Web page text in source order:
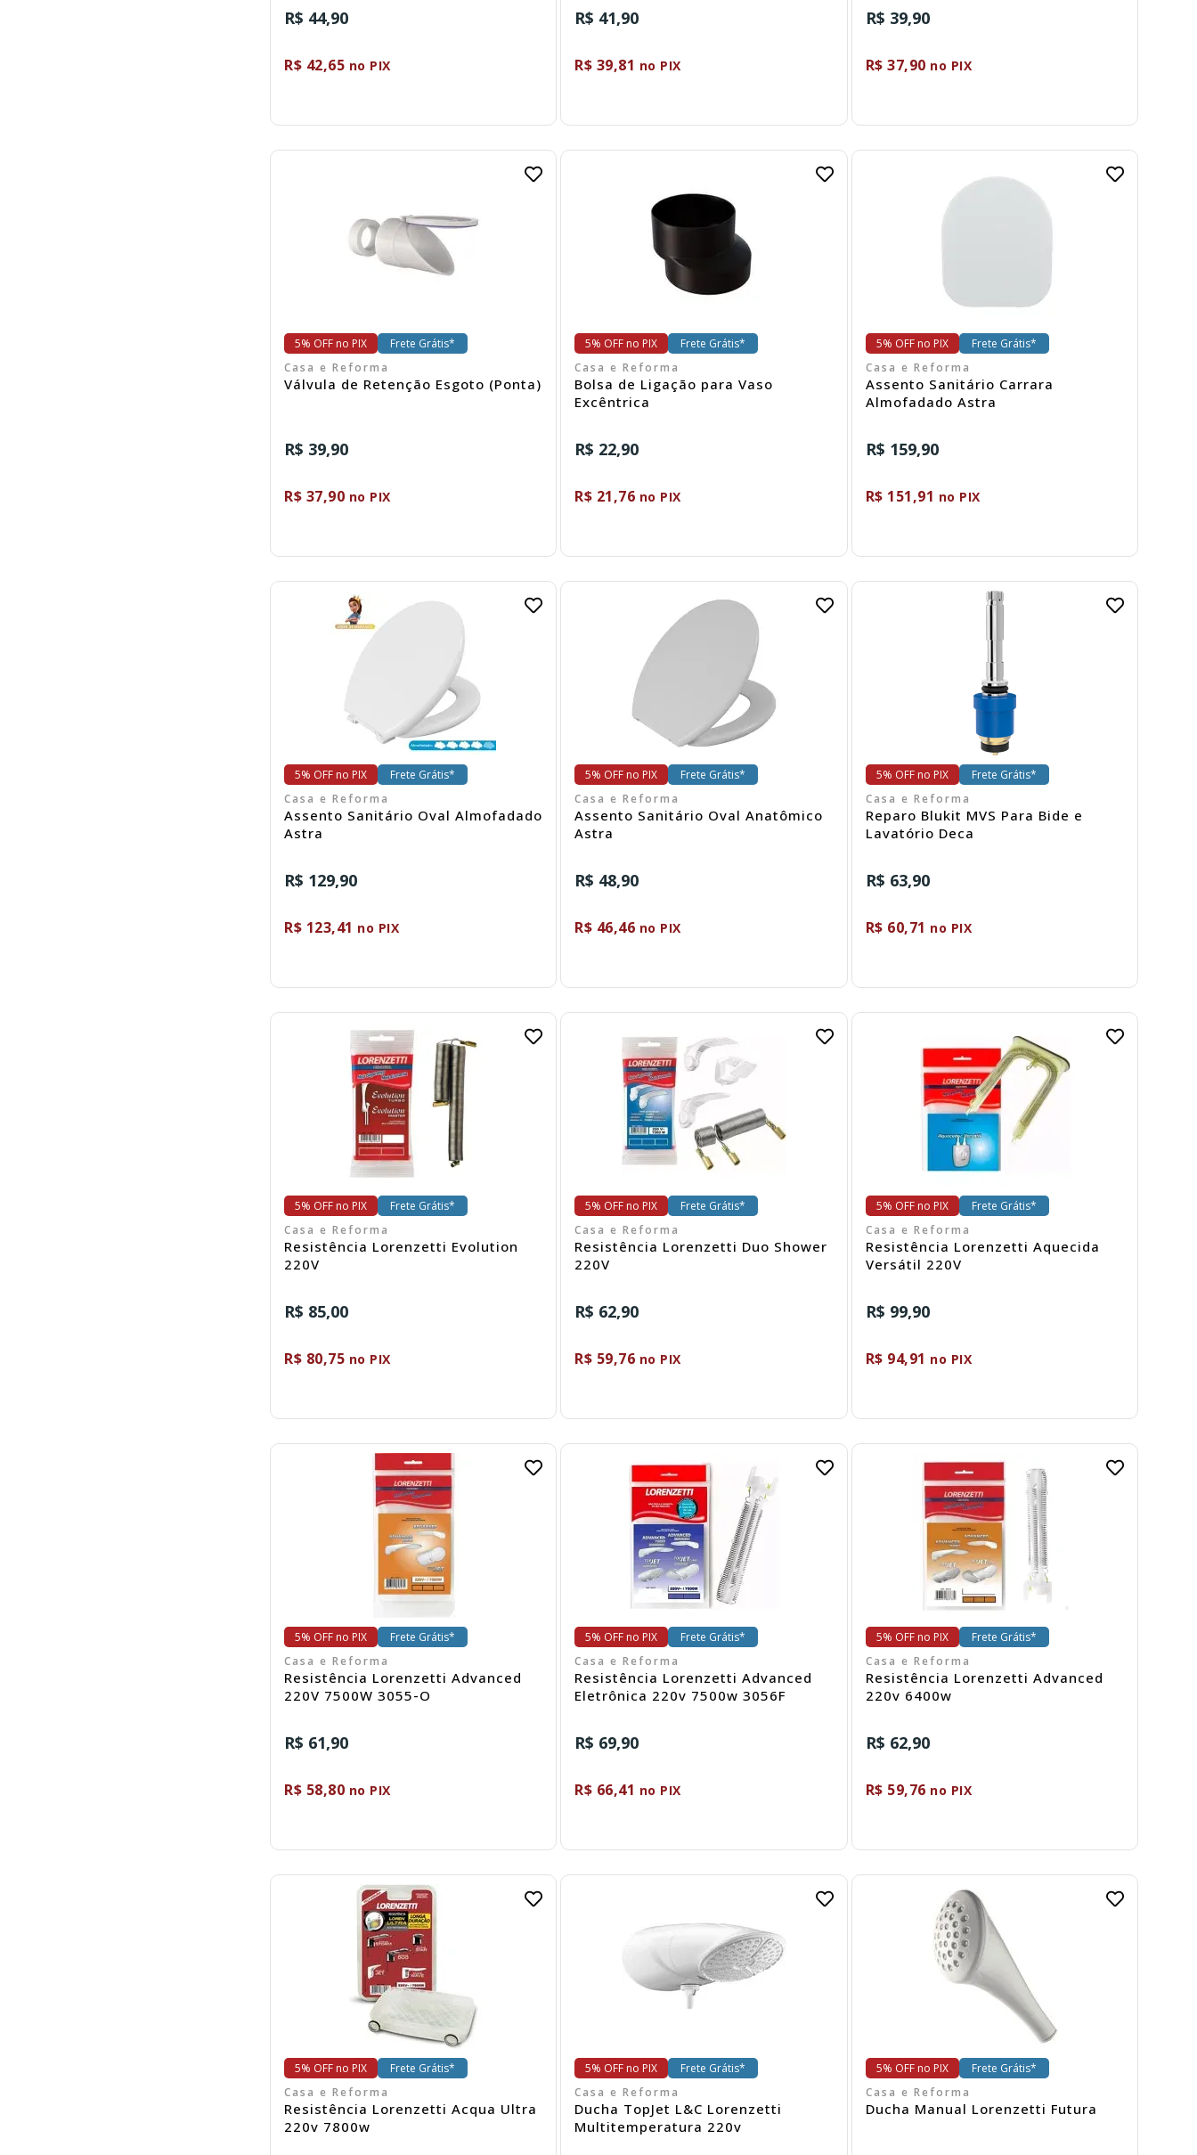
R$ 44,90
R$ 42,65 no PIX
R$ 41,90
R$ 39,81 no PIX
Comprar
R$ 39,90
R$ 37,90 no PIX
5% OFF no PIX
Frete Grátis*
Casa e Reforma
Válvula de Retenção Esgoto (Ponta)
R$ 39,90
R$ 37,90 no PIX
Comprar
5% OFF no PIX
Frete Grátis*
Casa e Reforma
Bolsa de Ligação para Vaso
Excêntrica
R$ 22,90
R$ 21,76 no PIX
Comprar
5% OFF no PIX
Frete Grátis*
Casa e Reforma
Assento Sanitário Carrara
Almofadado Astra
R$ 159,90
R$ 151,91 no PIX
5% OFF no PIX
Frete Grátis*
Casa e Reforma
Assento Sanitário Oval Almofadado
Astra
R$ 129,90
R$ 123,41 no PIX
Comprar
5% OFF no PIX
Frete Grátis*
Casa e Reforma
Assento Sanitário Oval Anatômico
Astra
R$ 48,90
R$ 46,46 no PIX
Comprar
5% OFF no PIX
Frete Grátis*
Casa e Reforma
Reparo Blukit MVS Para Bide e
Lavatório Deca
R$ 63,90
R$ 60,71 no PIX
Comprar
5% OFF no PIX
Frete Grátis*
Casa e Reforma
Resistência Lorenzetti Evolution
220V
R$ 85,00
R$ 80,75 no PIX
Comprar
5% OFF no PIX
Frete Grátis*
Casa e Reforma
Resistência Lorenzetti Duo Shower
220V
R$ 62,90
R$ 59,76 no PIX
Comprar
5% OFF no PIX
Frete Grátis*
Casa e Reforma
Resistência Lorenzetti Aquecida
Versátil 220V
R$ 99,90
R$ 94,91 no PIX
Comprar
5% OFF no PIX
Frete Grátis*
Casa e Reforma
Resistência Lorenzetti Advanced
220V 7500W 3055-O
R$ 61,90
R$ 58,80 no PIX
Comprar
5% OFF no PIX
Frete Grátis*
Casa e Reforma
Resistência Lorenzetti Advanced
Eletrônica 220v 7500w 3056F
R$ 69,90
R$ 66,41 no PIX
Comprar
5% OFF no PIX
Frete Grátis*
Casa e Reforma
Resistência Lorenzetti Advanced
220v 6400w
R$ 62,90
R$ 59,76 no PIX
Comprar
5% OFF no PIX
Frete Grátis*
Casa e Reforma
Resistência Lorenzetti Acqua Ultra
220v 7800w
5% OFF no PIX
Frete Grátis*
Casa e Reforma
Ducha TopJet L&C Lorenzetti
Multitemperatura 220v
5% OFF no PIX
Frete Grátis*
Casa e Reforma
Ducha Manual Lorenzetti Futura